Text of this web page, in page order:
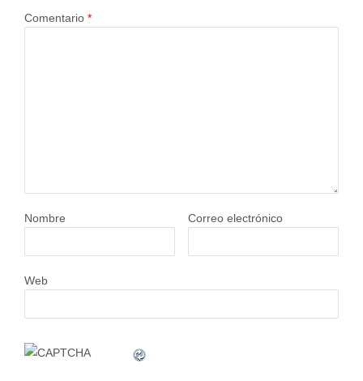
Comentario *
Nombre Correo electrónico
Web